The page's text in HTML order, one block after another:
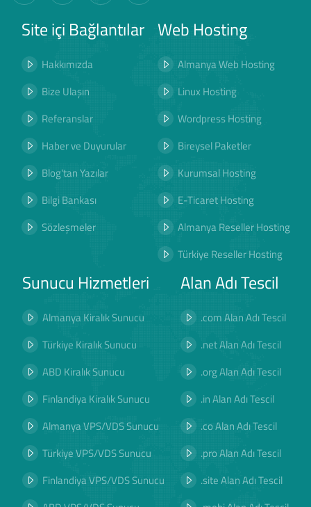
Site içi Bağlantılar
Hakkımızda
Bize Ulaşın
Referanslar
Haber ve Duyurular
Blog'tan Yazılar
Bilgi Bankası
Sözleşmeler
Web Hosting
Almanya Web Hosting
Linux Hosting
Wordpress Hosting
Bireysel Paketler
Kurumsal Hosting
E-Ticaret Hosting
Almanya Reseller Hosting
Türkiye Reseller Hosting
Sunucu Hizmetleri
Almanya Kiralık Sunucu
Türkiye Kiralık Sunucu
ABD Kiralık Sunucu
Finlandiya Kiralık Sunucu
Almanya VPS/VDS Sunucu
Türkiye VPS/VDS Sunucu
Finlandiya VPS/VDS Sunucu
Alan Adı Tescil
.com Alan Adı Tescil
.net Alan Adı Tescil
.org Alan Adı Tescil
.in Alan Adı Tescil
.co Alan Adı Tescil
.pro Alan Adı Tescil
.site Alan Adı Tescil